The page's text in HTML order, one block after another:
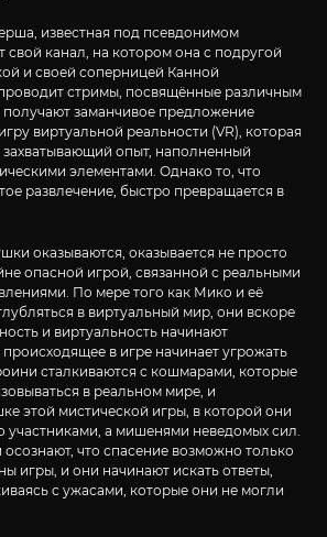
известная под псевдонимом
свой канал, на котором она с подругой
и своей соперницей Канной
стримы, посвящённые различным
заманчивое предложение
виртуальной реальности (VR), которая
опыт, наполненный
элементами. Однако то, что
развлечение, быстро превращается в
оказываются, оказывается не просто
опасной игрой, связанной с реальными
По мере того как Мико и её
в виртуальный мир, они вскоре
и виртуальность начинают
происходящее в игре начинает угрожать
сталкиваются с кошмарами, которые
в реальном мире, и
этой мистической игры, в которой они
участниками, а мишенями неведомых сил.
что спасение возможно только
игры, и они начинают искать ответы,
с ужасами, которые они не могли